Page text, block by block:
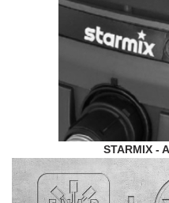
STARMIX -